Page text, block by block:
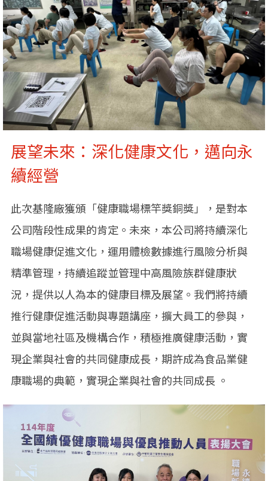
展望未來：深化健康文化，邁向永
續經營
此次基隆廠獲頒「健康職場標竿獎銅獎」，是對本
公司階段性成果的肯定。未來，本公司將持續深化
職場健康促進文化，運用體檢數據進行風險分析與
精準管理，持續追蹤並管理中高風險族群健康狀
況，提供以人為本的健康目標及展望。我們將持續
推行健康促進活動與專題講座，擴大員工的參與，
並與當地社區及機構合作，積極推廣健康活動，實
現企業與社會的共同健康成長，期許成為食品業健
康職場的典範，實現企業與社會的共同成長 。